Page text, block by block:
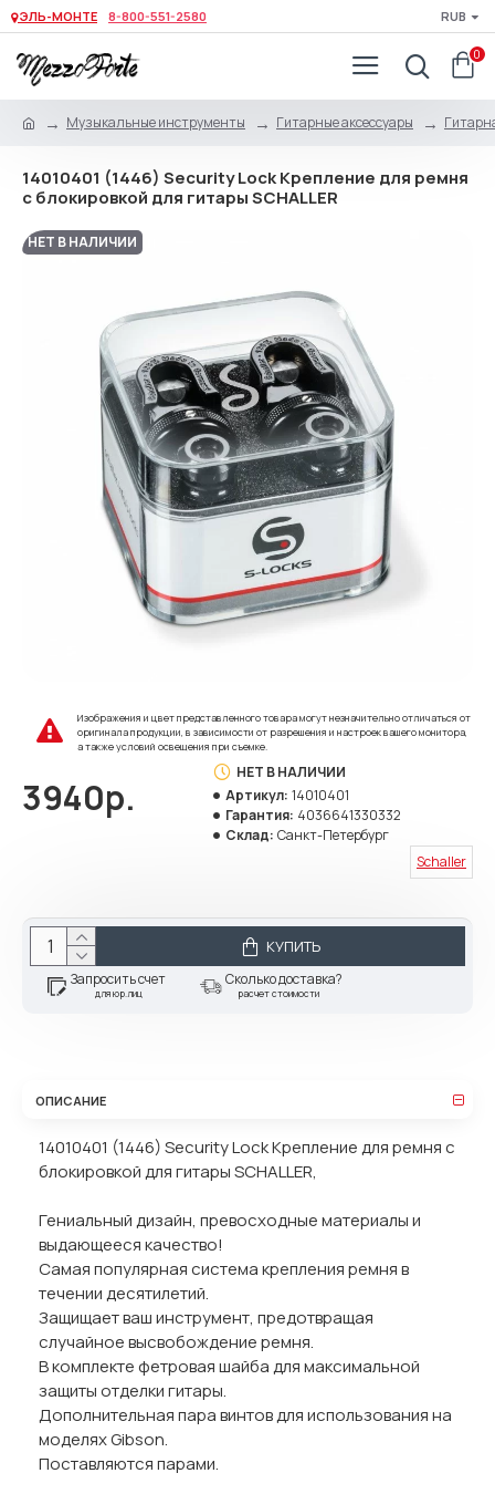
ЭЛЬ-МОНТЕ 8-800-551-2580 RUB
0
Музыкальные инструменты Гитарные аксессуары
14010401 (1446) Security Lock Крепление для ремня
с блокировкой для гитары SCHALLER
НЕТ В НАЛИЧИИ
Изображения и цвет представленного товара могут незначительно отличаться от
оригинала продукции, в зависимости от разрешения и настроек вашего монитора,
а также условий освещения при съемке.
3940р.
НЕТ В НАЛИЧИИ
Артикул: 14010401
Гарантия: 4036641330332
Склад: Санкт-Петербург
Schaller
КУПИТЬ
Запросить счет
для юр.лиц
Сколько доставка?
расчет стоимости
ОПИСАНИЕ
14010401 (1446) Security Lock Крепление для ремня с
блокировкой для гитары SCHALLER,
Гениальный дизайн, превосходные материалы и
выдающееся качество!
Самая популярная система крепления ремня в
течении десятилетий.
Защищает ваш инструмент, предотвращая
случайное высвобождение ремня.
В комплекте фетровая шайба для максимальной
защиты отделки гитары.
Дополнительная пара винтов для использования на
моделях Gibson.
Поставляются парами.